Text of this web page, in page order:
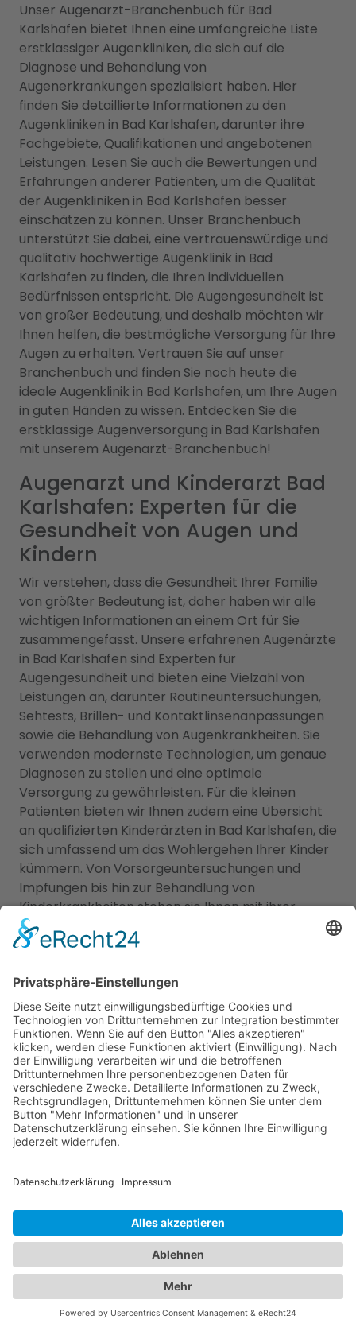
Unser Augenarzt-Branchenbuch für Bad
Karlshafen bietet Ihnen eine umfangreiche Liste
erstklassiger Augenkliniken, die sich auf die
Diagnose und Behandlung von
Augenerkrankungen spezialisiert haben. Hier
finden Sie detaillierte Informationen zu den
Augenkliniken in Bad Karlshafen, darunter ihre
Fachgebiete, Qualifikationen und angebotenen
Leistungen. Lesen Sie auch die Bewertungen und
Erfahrungen anderer Patienten, um die Qualität
der Augenkliniken in Bad Karlshafen besser
einschätzen zu können. Unser Branchenbuch
unterstützt Sie dabei, eine vertrauenswürdige und
qualitativ hochwertige Augenklinik in Bad
Karlshafen zu finden, die Ihren individuellen
Bedürfnissen entspricht. Die Augengesundheit ist
von großer Bedeutung, und deshalb möchten wir
Ihnen helfen, die bestmögliche Versorgung für Ihre
Augen zu erhalten. Vertrauen Sie auf unser
Branchenbuch und finden Sie noch heute die
ideale Augenklinik in Bad Karlshafen, um Ihre Augen
in guten Händen zu wissen. Entdecken Sie die
erstklassige Augenversorgung in Bad Karlshafen
mit unserem Augenarzt-Branchenbuch!
Augenarzt und Kinderarzt Bad
Karlshafen: Experten für die
Gesundheit von Augen und
Kindern
Wir verstehen, dass die Gesundheit Ihrer Familie
von größter Bedeutung ist, daher haben wir alle
wichtigen Informationen an einem Ort für Sie
zusammengefasst. Unsere erfahrenen Augenärzte
in Bad Karlshafen sind Experten für
Augengesundheit und bieten eine Vielzahl von
Leistungen an, darunter Routineuntersuchungen,
Sehtests, Brillen- und Kontaktlinsenanpassungen
sowie die Behandlung von Augenkrankheiten. Sie
verwenden modernste Technologien, um genaue
Diagnosen zu stellen und eine optimale
Versorgung zu gewährleisten. Für die kleinen
Patienten bieten wir Ihnen zudem eine Übersicht
an qualifizierten Kinderärzten in Bad Karlshafen, die
sich umfassend um das Wohlergehen Ihrer Kinder
kümmern. Von Vorsorgeuntersuchungen und
Impfungen bis hin zur Behandlung von
Kinderkrankheiten stehen sie Ihnen mit ihrer
Expertise zur Seite. Vertrauen Sie auf unser
Branchenportal, um den besten
Informationen zu den Ärzten, ihren Fachgebieten,
Öffnungszeiten und Standorten. Sorgen Sie für die
Gesundheit Ihrer Familie, indem Sie die besten
medizinischen Fachkräfte für Augen- und
Kinderheilkunde in Bad Karlshafen finden.
Jetzt Augenarzt finden!
Das ist nah!
Branchenbuch